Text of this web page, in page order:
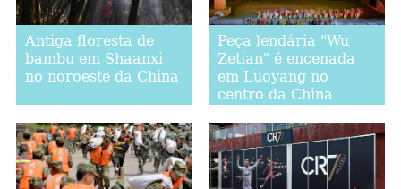
Antiga floresta de
bambu em Shaanxi
no noroeste da China
Peça lendária "Wu
Zetian" é encenada
em Luoyang no
centro da China